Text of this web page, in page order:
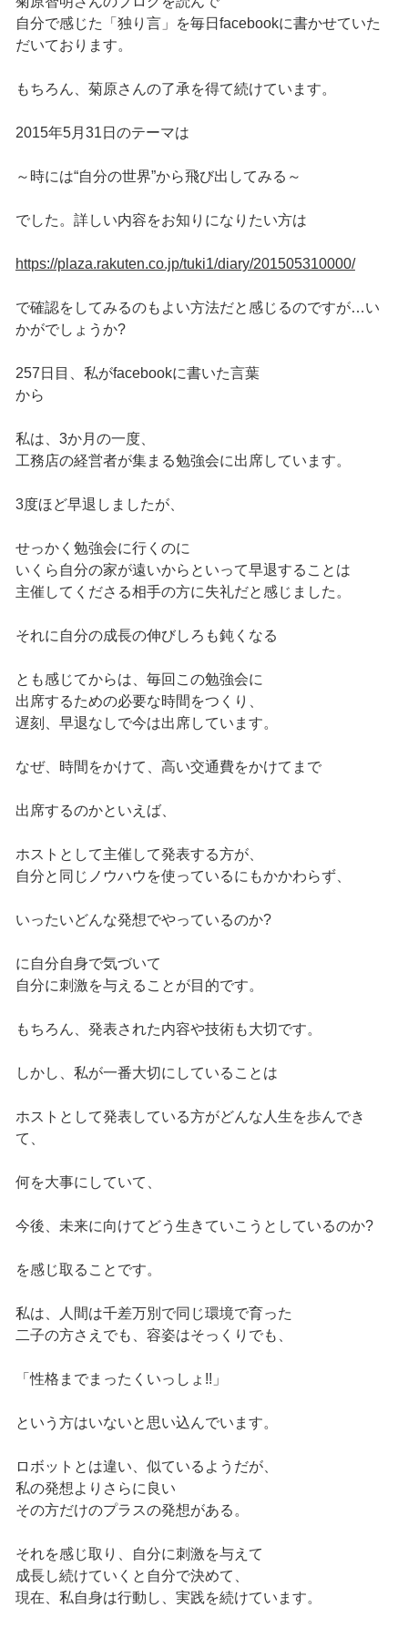
自分で感じた「独り言」を毎日facebookに書かせていた
だいております。
もちろん、菊原さんの了承を得て続けています。
2015年5月31日のテーマは
～時には“自分の世界”から飛び出してみる～
でした。詳しい内容をお知りになりたい方は
https://plaza.rakuten.co.jp/tuki1/diary/201505310000/
で確認をしてみるのもよい方法だと感じるのですが…い
かがでしょうか?
257日目、私がfacebookに書いた言葉
から
私は、3か月の一度、
工務店の経営者が集まる勉強会に出席しています。
3度ほど早退しましたが、
せっかく勉強会に行くのに
いくら自分の家が遠いからといって早退することは
主催してくださる相手の方に失礼だと感じました。
それに自分の成長の伸びしろも鈍くなる
とも感じてからは、毎回この勉強会に
出席するための必要な時間をつくり、
遅刻、早退なしで今は出席しています。
なぜ、時間をかけて、高い交通費をかけてまで
出席するのかといえば、
ホストとして主催して発表する方が、
自分と同じノウハウを使っているにもかかわらず、
いったいどんな発想でやっているのか?
に自分自身で気づいて
自分に刺激を与えることが目的です。
もちろん、発表された内容や技術も大切です。
しかし、私が一番大切にしていることは
ホストとして発表している方がどんな人生を歩んでき
て、
何を大事にしていて、
今後、未来に向けてどう生きていこうとしているのか?
を感じ取ることです。
私は、人間は千差万別で同じ環境で育った
二子の方さえでも、容姿はそっくりでも、
「性格までまったくいっしょ!!」
という方はいないと思い込んでいます。
ロボットとは違い、似ているようだが、
私の発想よりさらに良い
その方だけのプラスの発想がある。
それを感じ取り、自分に刺激を与えて
成長し続けていくと自分で決めて、
現在、私自身は行動し、実践を続けています。